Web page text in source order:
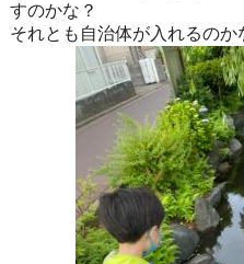
すのかな？
それとも自治体が入れるのか